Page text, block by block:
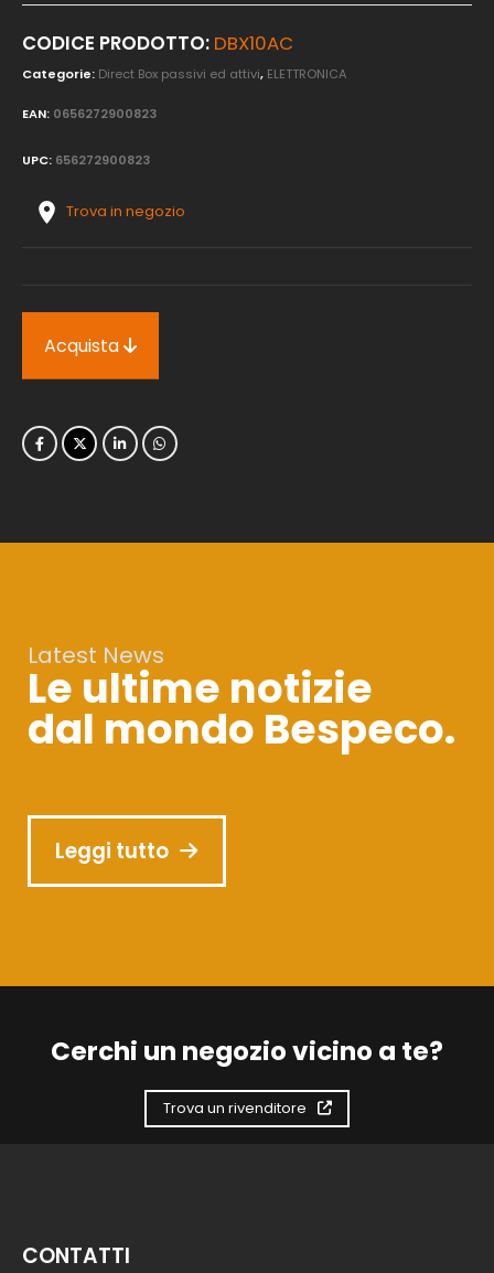
CODICE PRODOTTO: DBX10AC
Categorie: Direct Box passivi ed attivi, ELETTRONICA
EAN: 0656272900823
UPC: 656272900823
Trova in negozio
Acquista
Latest News
Le ultime notizie
dal mondo Bespeco.
Leggi tutto
Cerchi un negozio vicino a te?
Trova un rivenditore
CONTATTI